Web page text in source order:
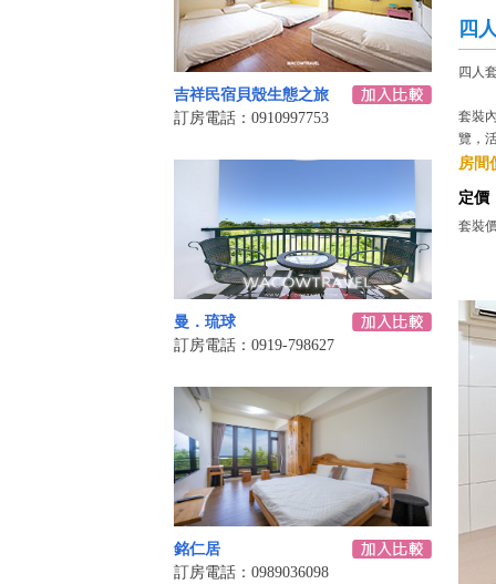
吉祥民宿貝殼生態之旅
訂房電話：0910997753
曼．琉球
訂房電話：0919-798627
銘仁居
訂房電話：0989036098
四
四人
套裝
覽，
房間
定價
套裝